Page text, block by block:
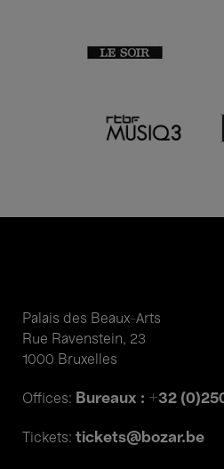
Palais des Beaux-Arts
Rue Ravenstein, 23
1000 Bruxelles
Offices: Bureaux : +32
Tickets: tickets@bozar.be